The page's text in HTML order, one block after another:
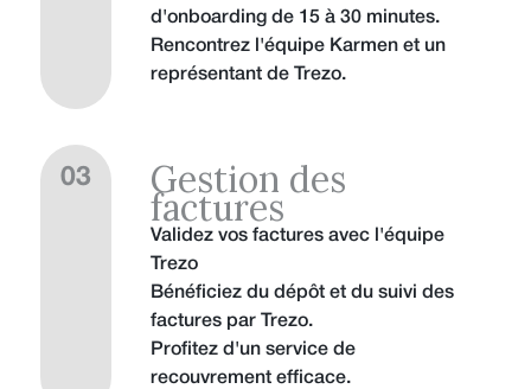
d'onboarding de 15 à 30 minutes.
Rencontrez l'équipe Karmen et un
représentant de Trezo.
03 Gestion des
factures
Validez vos factures avec l'équipe
Trezo
Bénéficiez du dépôt et du suivi des
factures par Trezo.
Profitez d'un service de
recouvrement efficace.